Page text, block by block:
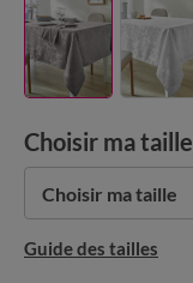
Choisir ma taille
Choisir ma taille
Guide des tailles